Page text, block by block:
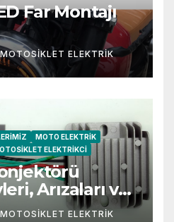
Far Montajı
MOTOSIKLET ELEKTRIK
MOTO ELEKTRIK
ELEKTRIKCI
Arızaları ve
MOTOSIKLET ELEKTRIK